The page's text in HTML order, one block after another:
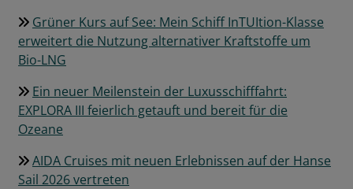
Grüner Kurs auf See: Mein Schiff InTUItion-Klasse
erweitert die Nutzung alternativer Kraftstoffe um
Bio-LNG
Ein neuer Meilenstein der Luxusschifffahrt:
EXPLORA III feierlich getauft und bereit für die
Ozeane
AIDA Cruises mit neuen Erlebnissen auf der Hanse
Sail 2026 vertreten